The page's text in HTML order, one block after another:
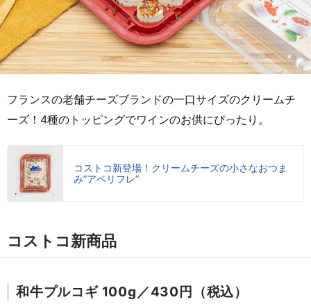
フランスの老舗チーズブランドの一口サイズのクリームチ
ーズ！4種のトッピングでワインのお供にぴったり。
コストコ新登場！クリームチーズの小さなおつま
み”アペリフレ”
コストコ新商品
和牛プルコギ 100g／430円（税込）